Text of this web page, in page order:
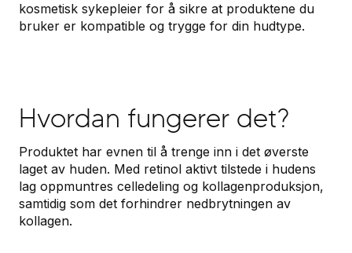
kosmetisk sykepleier for å sikre at produktene du
bruker er kompatible og trygge for din hudtype.
Hvordan fungerer det?
Produktet har evnen til å trenge inn i det øverste
laget av huden. Med retinol aktivt tilstede i hudens
lag oppmuntres celledeling og kollagenproduksjon,
samtidig som det forhindrer nedbrytningen av
kollagen.